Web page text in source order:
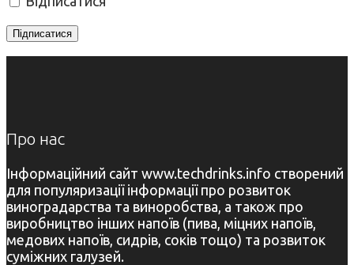
Про нас
Інформаційний сайт www.techdrinks.info створений
для популяризації інформації про розвиток
виноградарства та виноробства, а також про
виробництво інших напоїв (пива, міцних напоїв,
медових напоїв, сидрів, соків тощо) та розвиток
суміжних галузей.